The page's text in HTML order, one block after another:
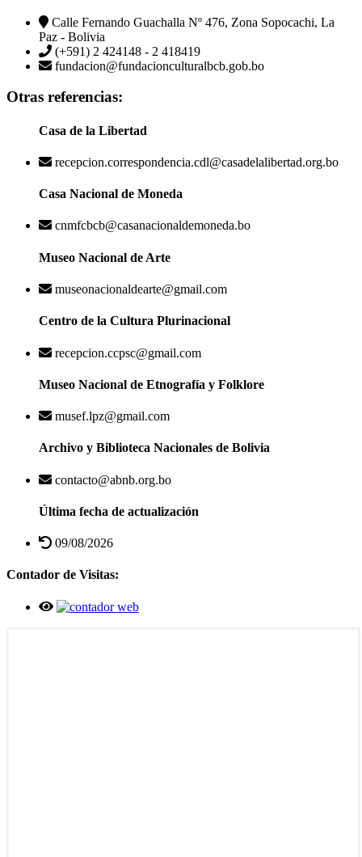
Calle Fernando Guachalla Nº 476, Zona Sopocachi, La
Paz - Bolivia
(+591) 2 424148 - 2 418419
fundacion@fundacionculturalbcb.gob.bo
Otras referencias:
Casa de la Libertad
recepcion.correspondencia.cdl@casadelalibertad.org.bo
Casa Nacional de Moneda
cnmfcbcb@casanacionaldemoneda.bo
Museo Nacional de Arte
museonacionaldearte@gmail.com
Centro de la Cultura Plurinacional
recepcion.ccpsc@gmail.com
Museo Nacional de Etnografía y Folklore
musef.lpz@gmail.com
Archivo y Biblioteca Nacionales de Bolivia
contacto@abnb.org.bo
Última fecha de actualización
09/08/2026
Contador de Visitas: